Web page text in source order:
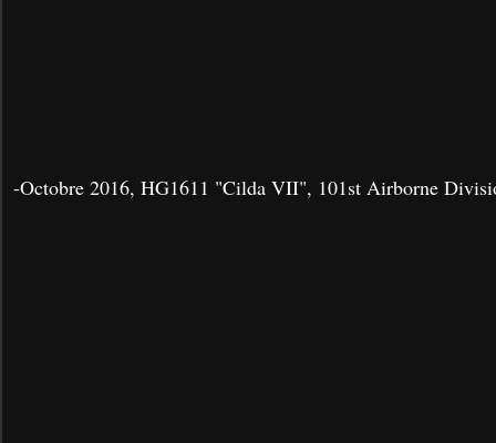
-Octobre 2016, HG1611 "Cilda VII", 101st Airborne